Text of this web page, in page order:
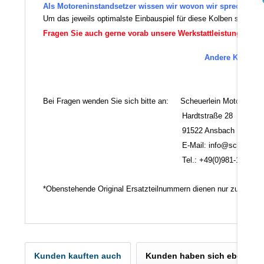
Als Motoreninstandsetzer wissen wir wovon wir sprechen.
Um das jeweils optimalste Einbauspiel für diese Kolben
Fragen Sie auch gerne vorab unsere Werkstattleistungen an!
Andere
Bei Fragen wenden Sie sich bitte an: Scheuerlein
Hardtstraße 28
91522 Ansbach
E-Mail:
Tel.: +49(0)981-17554
*Obenstehende Original Ersatzteilnummern dienen nur zu
Kunden kauften auch Kunden haben sich